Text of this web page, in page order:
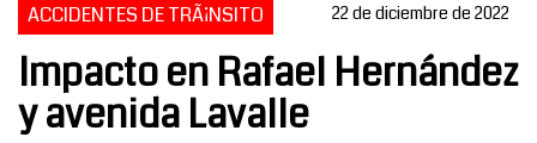
ACCIDENTES DE TRÃ¡NSITO 22 de diciembre de 2022
Impacto en Rafael Hernández
y avenida Lavalle